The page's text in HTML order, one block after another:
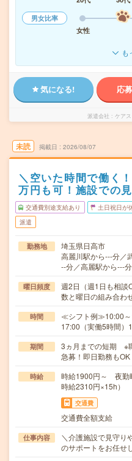
男女比率
女性
も
気になる! 応
派遣会社 ケア
未読 掲載日 2026/08/07
＼空いた時間で働く
万円も可！施設での
交通費別途支給あり 土日祝日が
派遣
勤務地
埼玉県日高市
高麗川駅から---分／
--分／高麗駅から---分
曜日頻度
週2日（週1日も相談
数と曜日の組み合わ
時間
≪シフト例≫10:00～
17:00（実働5時間
期間
3ヵ月までの短期 ※
急募！即日勤務もOK
時給
時給1900円～ 夜勤
時給2310円×15h）
交通費
交通費全額支給
仕事内容
＼介護施設で見守り
のサポートをお任